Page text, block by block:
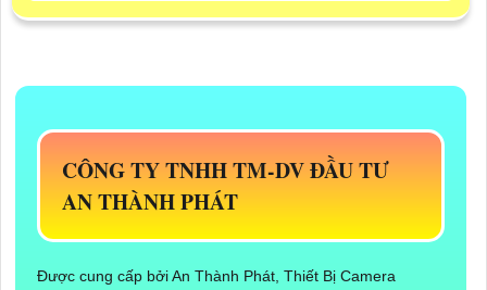
CÔNG TY TNHH TM-DV ĐẦU TƯ
AN THÀNH PHÁT
Được cung cấp bởi An Thành Phát, Thiết Bị Camera